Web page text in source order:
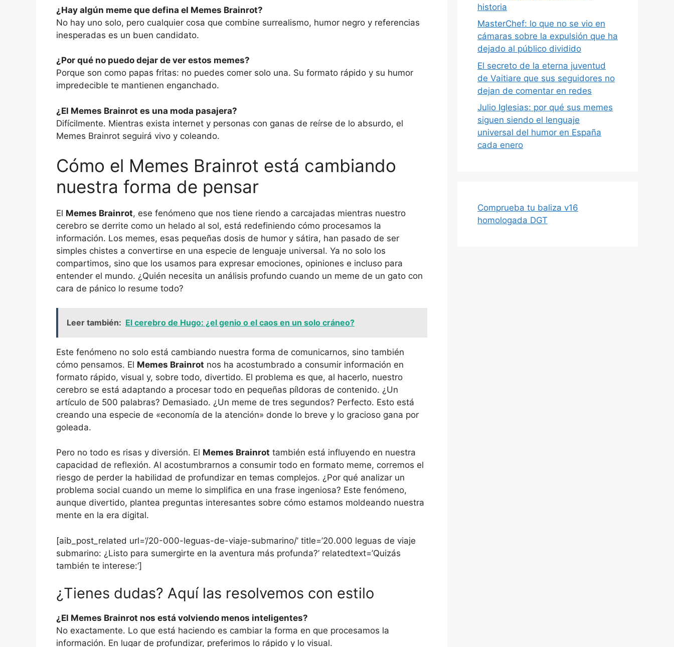
¿Hay algún meme que defina el Memes Brainrot?
No hay uno solo, pero cualquier cosa que combine surrealismo, humor negro y referencias
inesperadas es un buen candidato.
¿Por qué no puedo dejar de ver estos memes?
Porque son como papas fritas: no puedes comer solo una. Su formato rápido y su humor
impredecible te mantienen enganchado.
¿El Memes Brainrot es una moda pasajera?
Difícilmente. Mientras exista internet y personas con ganas de reírse de lo absurdo, el
Memes Brainrot seguirá vivo y coleando.
Cómo el Memes Brainrot está cambiando
nuestra forma de pensar
El Memes Brainrot, ese fenómeno que nos tiene riendo a carcajadas mientras nuestro
cerebro se derrite como un helado al sol, está redefiniendo cómo procesamos la
información. Los memes, esas pequeñas dosis de humor y sátira, han pasado de ser
simples chistes a convertirse en una especie de lenguaje universal. Ya no solo los
compartimos, sino que los usamos para expresar emociones, opiniones e incluso para
entender el mundo. ¿Quién necesita un análisis profundo cuando un meme de un gato con
cara de pánico lo resume todo?
Leer también: El cerebro de Hugo: ¿el genio o el caos en un solo cráneo?
Este fenómeno no solo está cambiando nuestra forma de comunicarnos, sino también
cómo pensamos. El Memes Brainrot nos ha acostumbrado a consumir información en
formato rápido, visual y, sobre todo, divertido. El problema es que, al hacerlo, nuestro
cerebro se está adaptando a procesar todo en pequeñas píldoras de contenido. ¿Un
artículo de 500 palabras? Demasiado. ¿Un meme de tres segundos? Perfecto. Esto está
creando una especie de «economía de la atención» donde lo breve y lo gracioso gana por
goleada.
Pero no todo es risas y diversión. El Memes Brainrot también está influyendo en nuestra
capacidad de reflexión. Al acostumbrarnos a consumir todo en formato meme, corremos el
riesgo de perder la habilidad de profundizar en temas complejos. ¿Por qué analizar un
problema social cuando un meme lo simplifica en una frase ingeniosa? Este fenómeno,
aunque divertido, plantea preguntas interesantes sobre cómo estamos moldeando nuestra
mente en la era digital.
[aib_post_related url=’/20-000-leguas-de-viaje-submarino/’ title=’20.000 leguas de viaje
submarino: ¿Listo para sumergirte en la aventura más profunda?’ relatedtext=’Quizás
también te interese:’]
¿Tienes dudas? Aquí las resolvemos con estilo
¿El Memes Brainrot nos está volviendo menos inteligentes?
No exactamente. Lo que está haciendo es cambiar la forma en que procesamos la
información. En lugar de profundizar, preferimos lo rápido y lo visual.
historia
MasterChef: lo que no se vio en
cámaras sobre la expulsión que ha
dejado al público dividido
El secreto de la eterna juventud
de Vaitiare que sus seguidores no
dejan de comentar en redes
Julio Iglesias: por qué sus memes
siguen siendo el lenguaje
universal del humor en España
cada enero
Comprueba tu baliza v16
homologada DGT